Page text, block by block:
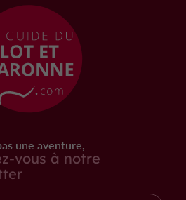
une aventure,
vous à notre